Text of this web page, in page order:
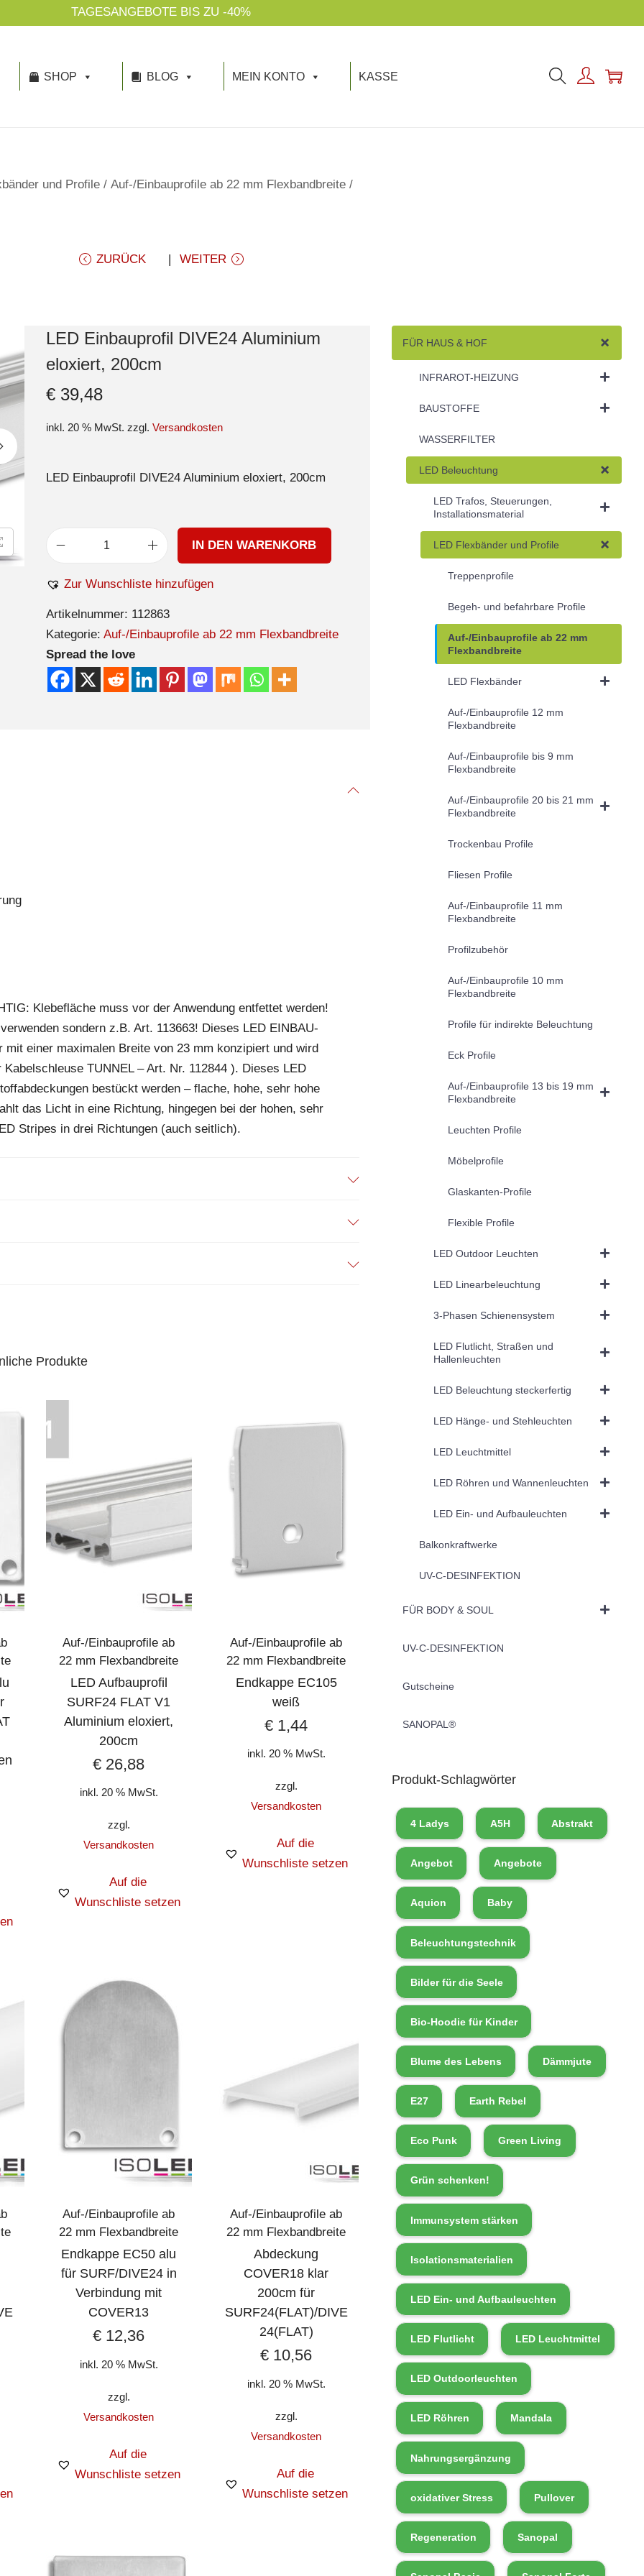
TAGESANGEBOTE BIS ZU -40%
SHOP BLOG MEIN KONTO KASSE
und Profile / Auf-/Einbauprofile ab 22 mm Flexbandbreite /
ZURÜCK WEITER
LED Einbauprofil DIVE24 Aluminium
eloxiert, 200cm
€39,48
inkl. 20 % MwSt. zzgl. Versandkosten
LED Einbauprofil DIVE24 Aluminium eloxiert, 200cm
IN DEN WARENKORB
Zur Wunschliste hinzufügen
Artikelnummer: 112863
Kategorie: Auf-/Einbauprofile ab 22 mm Flexbandbreite
Spread the love
Klebefläche muss vor der Anwendung entfettet werden!
sondern z.B. Art. 113663! Dieses LED EINBAU-
einer maximalen Breite von 23 mm konzipiert und wird
TUNNEL – Art. Nr. 112844 ). Dieses LED
bestückt werden – flache, hohe, sehr hohe
das Licht in eine Richtung, hingegen bei der hohen, sehr
Stripes in drei Richtungen (auch seitlich).
Produkte
Auf-/Einbauprofile ab
22 mm Flexbandbreite
LED Aufbauprofil
SURF24 FLAT V1
Aluminium eloxiert,
200cm
€ 26,88
inkl. 20 % MwSt.
zzgl.
Versandkosten
Auf die
Wunschliste setzen
Auf-/Einbauprofile ab
22 mm Flexbandbreite
Endkappe EC105
weiß
€ 1,44
inkl. 20 % MwSt.
zzgl.
Versandkosten
Auf die
Wunschliste setzen
Auf-/Einbauprofile ab
22 mm Flexbandbreite
Endkappe EC50 alu
für SURF/DIVE24 in
Verbindung mit
COVER13
€ 12,36
inkl. 20 % MwSt.
zzgl.
Versandkosten
Auf die
Wunschliste setzen
Auf-/Einbauprofile ab
22 mm Flexbandbreite
Abdeckung
COVER18 klar
200cm für
SURF24(FLAT)/DIVE
24(FLAT)
€ 10,56
inkl. 20 % MwSt.
zzgl.
Versandkosten
Auf die
Wunschliste setzen
FÜR HAUS & HOF
INFRAROT-HEIZUNG
BAUSTOFFE
WASSERFILTER
LED Beleuchtung
LED Trafos, Steuerungen,
Installationsmaterial
LED Flexbänder und Profile
Treppenprofile
Begeh- und befahrbare Profile
Auf-/Einbauprofile ab 22 mm
Flexbandbreite
LED Flexbänder
Auf-/Einbauprofile 12 mm
Flexbandbreite
Auf-/Einbauprofile bis 9 mm
Flexbandbreite
Auf-/Einbauprofile 20 bis 21 mm
Flexbandbreite
Trockenbau Profile
Fliesen Profile
Auf-/Einbauprofile 11 mm
Flexbandbreite
Profilzubehör
Auf-/Einbauprofile 10 mm
Flexbandbreite
Profile für indirekte Beleuchtung
Eck Profile
Auf-/Einbauprofile 13 bis 19 mm
Flexbandbreite
Leuchten Profile
Möbelprofile
Glaskanten-Profile
Flexible Profile
LED Outdoor Leuchten
LED Linearbeleuchtung
3-Phasen Schienensystem
LED Flutlicht, Straßen und
Hallenleuchten
LED Beleuchtung steckerfertig
LED Hänge- und Stehleuchten
LED Leuchtmittel
LED Röhren und Wannenleuchten
LED Ein- und Aufbauleuchten
Balkonkraftwerke
UV-C-DESINFEKTION
FÜR BODY & SOUL
UV-C-DESINFEKTION
Gutscheine
SANOPAL®
Produkt-Schlagwörter
4 Ladys A5H Abstrakt
Angebot Angebote
Aquion Baby
Beleuchtungstechnik
Bilder für die Seele
Bio-Hoodie für Kinder
Blume des Lebens Dämmjute
E27 Earth Rebel
Eco Punk Green Living
Grün schenken!
Immunsystem stärken
Isolationsmaterialien
LED Ein- und Aufbauleuchten
LED Flutlicht LED Leuchtmittel
LED Outdoorleuchten
LED Röhren Mandala
Nahrungsergänzung
oxidativer Stress Pullover
Regeneration Sanopal